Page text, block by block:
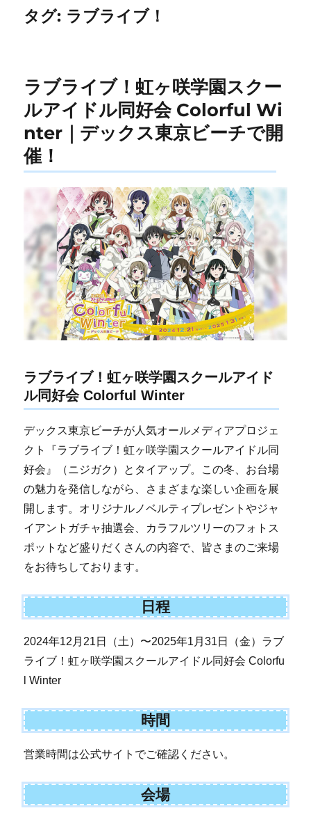
タグ: ラブライブ！
ラブライブ！虹ヶ咲学園スクー
ルアイドル同好会 Colorful Wi
nter｜デックス東京ビーチで開
催！
ラブライブ！虹ヶ咲学園スクールアイド
ル同好会 Colorful Winter
デックス東京ビーチが人気オールメディアプロジェ
クト『ラブライブ！虹ヶ咲学園スクールアイドル同
好会』（ニジガク）とタイアップ。この冬、お台場
の魅力を発信しながら、さまざまな楽しい企画を展
開します。オリジナルノベルティプレゼントやジャ
イアントガチャ抽選会、カラフルツリーのフォトス
ポットなど盛りだくさんの内容で、皆さまのご来場
をお待ちしております。
日程
2024年12月21日（土）〜2025年1月31日（金）ラブ
ライブ！虹ヶ咲学園スクールアイドル同好会 Colorfu
l Winter
時間
営業時間は公式サイトでご確認ください。
会場